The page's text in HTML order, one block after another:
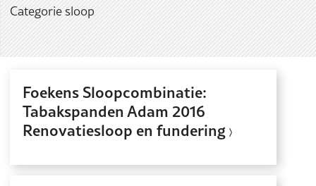
Categorie sloop
Foekens Sloopcombinatie:
Tabakspanden Adam 2016
Renovatiesloop en fundering